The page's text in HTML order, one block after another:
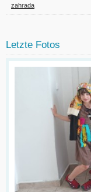
zahrada
Letzte Fotos